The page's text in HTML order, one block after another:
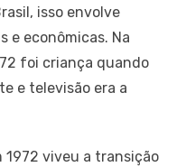
isso envolve
e econômicas. Na
foi criança quando
e televisão era a
1972 viveu a transição